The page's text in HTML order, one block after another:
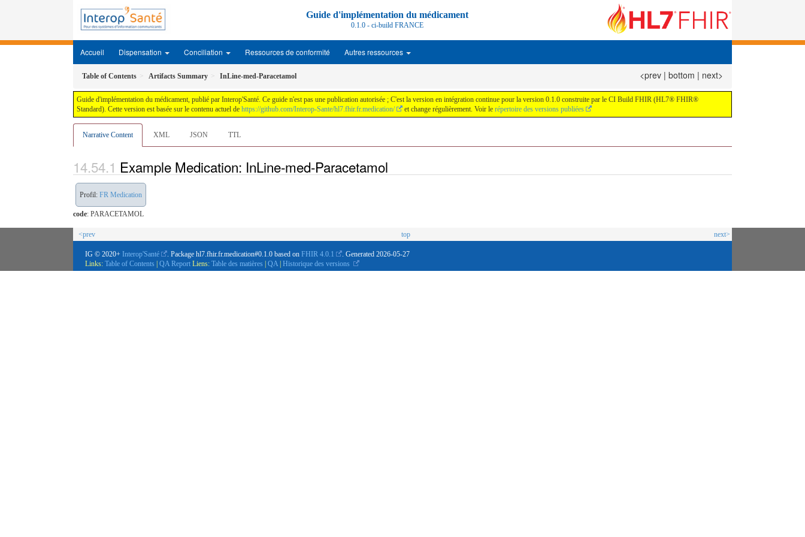
Guide d'implémentation du médicament
0.1.0 - ci-build FRANCE
Accueil Dispensation Conciliation Ressources de conformité Autres ressources
Table of Contents Artifacts Summary InLine-med-Paracetamol <prev | bottom | next>
Guide d'implémentation du médicament, publié par Interop'Santé. Ce guide n'est pas une publication autorisée ; C'est la version en intégration continue pour la version 0.1.0 construite par le CI Build FHIR (HL7® FHIR®
Standard). Cette version est basée sur le contenu actuel de https://github.com/Interop-Sante/hl7.fhir.fr.medication/ et change régulièrement. Voir le répertoire des versions publiées
Narrative Content XML JSON TTL
Example Medication: InLine-med-Paracetamol
Profil: FR Medication
code: PARACETAMOL
<prev top next>
IG © 2020+ Interop'Santé . Package hl7.fhir.fr.medication#0.1.0 based on FHIR 4.0.1 . Generated 2026-05-27
Links: Table of Contents QA Report Liens: Table des matières QA Historique des versions